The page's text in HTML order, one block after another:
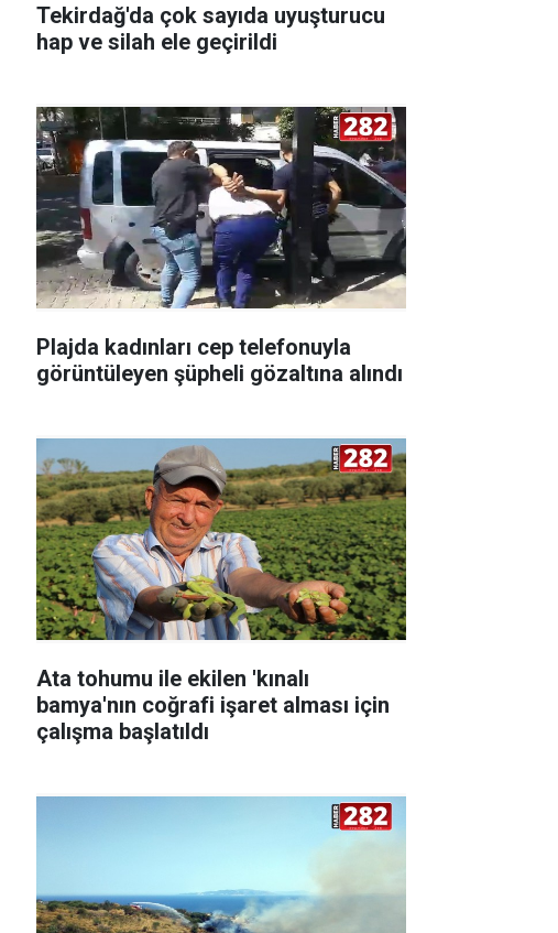
Tekirdağ'da çok sayıda uyuşturucu
hap ve silah ele geçirildi
Plajda kadınları cep telefonuyla
görüntüleyen şüpheli gözaltına alındı
Ata tohumu ile ekilen 'kınalı
bamya'nın coğrafi işaret alması için
çalışma başlatıldı